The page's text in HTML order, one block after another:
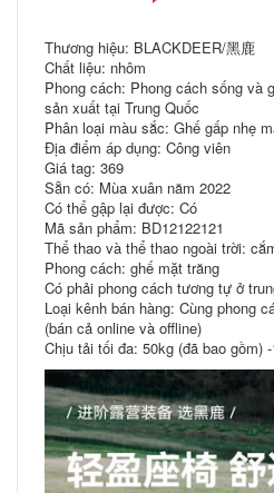
Thương hiệu: BLACKDEER/黑鹿
Chất liệu: nhôm
Phong cách: Phong cách sống và
sản xuất tại Trung Quốc
Phân loại màu sắc: Ghế gấp nhẹ
Địa điểm áp dụng: Công viên
Giá tag: 369
Sẵn có: Mùa xuân năm 2022
Có thể gập lại được: Có
Mã sản phẩm: BD12122121
Thể thao và thể thao ngoài trời:
Phong cách: ghế mặt trăng
Có phải phong cách tương tự ở
Loại kênh bán hàng: Cùng phong
(bán cả online và offline)
Chịu tải tối đa: 50kg (đã bao gồm)